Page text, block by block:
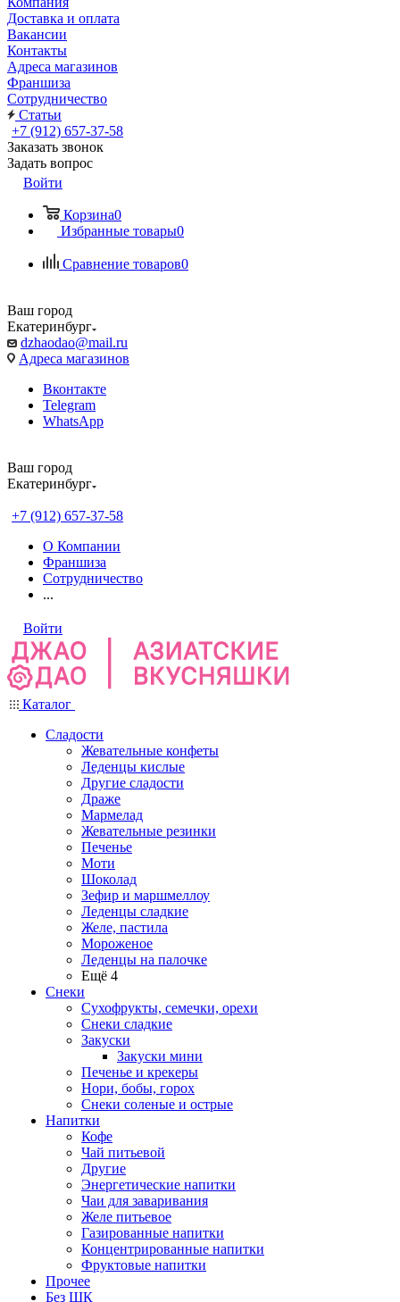
Доставка и оплата
Вакансии
Контакты
Адреса магазинов
Франшиза
Сотрудничество
Статьи
+7 (912) 657-37-58
Заказать звонок
Задать вопрос
Войти
Корзина0
Избранные товары0
Сравнение товаров0
Ваш город
Екатеринбург
dzhaodao@mail.ru
Адреса магазинов
Вконтакте
Telegram
WhatsApp
Ваш город
Екатеринбург
+7 (912) 657-37-58
О Компании
Франшиза
Сотрудничество
...
Войти
Каталог
Сладости
Жевательные конфеты
Леденцы кислые
Другие сладости
Драже
Мармелад
Жевательные резинки
Печенье
Моти
Шоколад
Зефир и маршмеллоу
Леденцы сладкие
Желе, пастила
Мороженое
Леденцы на палочке
Ещё 4
Снеки
Сухофрукты, семечки, орехи
Снеки сладкие
Закуски
Закуски мини
Печенье и крекеры
Нори, бобы, горох
Снеки соленые и острые
Напитки
Кофе
Чай питьевой
Другие
Энергетические напитки
Чаи для заваривания
Желе питьевое
Газированные напитки
Концентрированные напитки
Фруктовые напитки
Прочее
Без ШК